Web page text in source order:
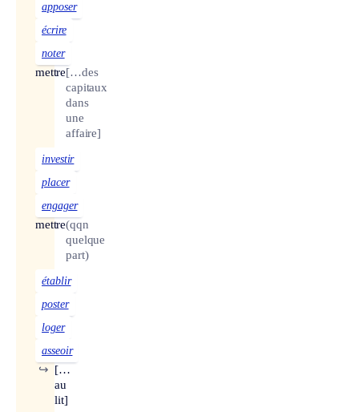
apposer
écrire
noter
mettre[…des
capitaux
dans
une
affaire]
investir
placer
engager
mettre(qqn
quelque
part)
établir
poster
loger
asseoir
[…
au
lit]
↪